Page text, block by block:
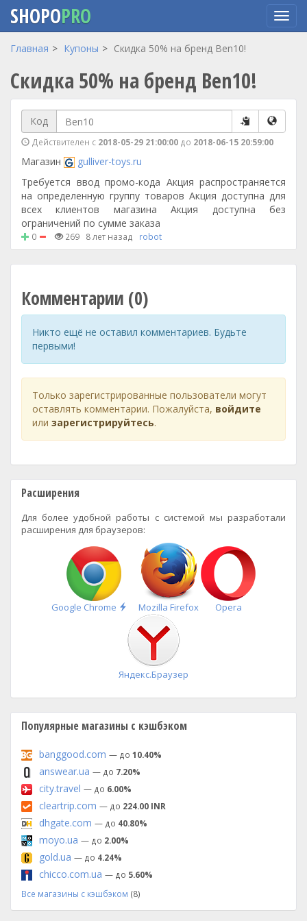
Перейти
основному
содержанию
SHOPOPRO
Главная Купоны Скидка 50% на бренд Ben10!
Скидка 50% на бренд Ben10!
Код
Действителен с 2018-05-29 21:00:00 до 2018-06-15 20:59:00
Магазин
gulliver-toys.ru
Требуется ввод промо-кода Акция распространяется
на определенную группу товаров Акция доступна для
всех клиентов магазина Акция доступна без
ограничений по сумме заказа
0 269 8 лет назад robot
Комментарии (0)
Никто ещё не оставил комментариев. Будьте
первыми!
Только зарегистрированные пользователи могут
оставлять комментарии. Пожалуйста, войдите
или зарегистрируйтесь.
Расширения
Для более удобной работы с системой мы разработали
расширения для браузеров:
Google Chrome
Быстрая
установка
Mozilla Firefox Opera
Яндекс.Браузер
Популярные магазины с кэшбэком
banggood.com — до 10.40%
answear.ua — до 7.20%
city.travel — до 6.00%
cleartrip.com — до 224.00 INR
dhgate.com — до 40.80%
moyo.ua — до 2.00%
gold.ua — до 4.24%
chicco.com.ua — до 5.60%
Все магазины с кэшбэком (8)